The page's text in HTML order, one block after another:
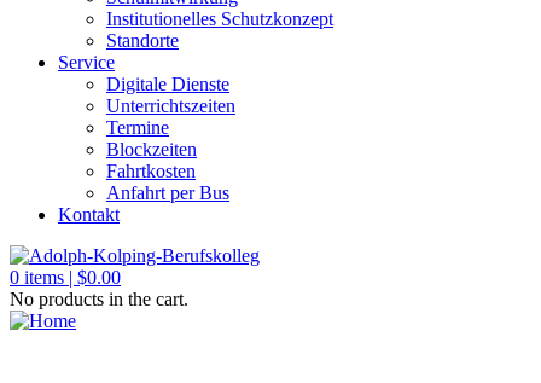
Institutionelles Schutzkonzept
Standorte
Service
Digitale Dienste
Unterrichtszeiten
Termine
Blockzeiten
Fahrtkosten
Anfahrt per Bus
Kontakt
0 items | $0.00
No products in the cart.